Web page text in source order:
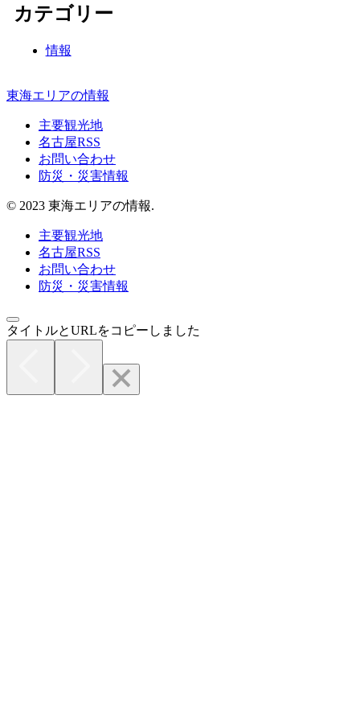
カテゴリー
情報
東海エリアの情報
主要観光地
名古屋RSS
お問い合わせ
防災・災害情報
© 2023 東海エリアの情報.
主要観光地
名古屋RSS
お問い合わせ
防災・災害情報
タイトルとURLをコピーしました